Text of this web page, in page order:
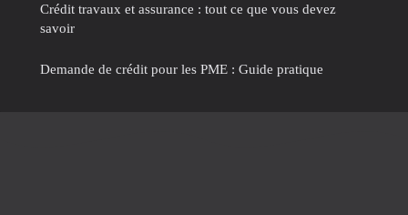
Crédit travaux et assurance : tout ce que vous devez
savoir
Demande de crédit pour les PME : Guide pratique